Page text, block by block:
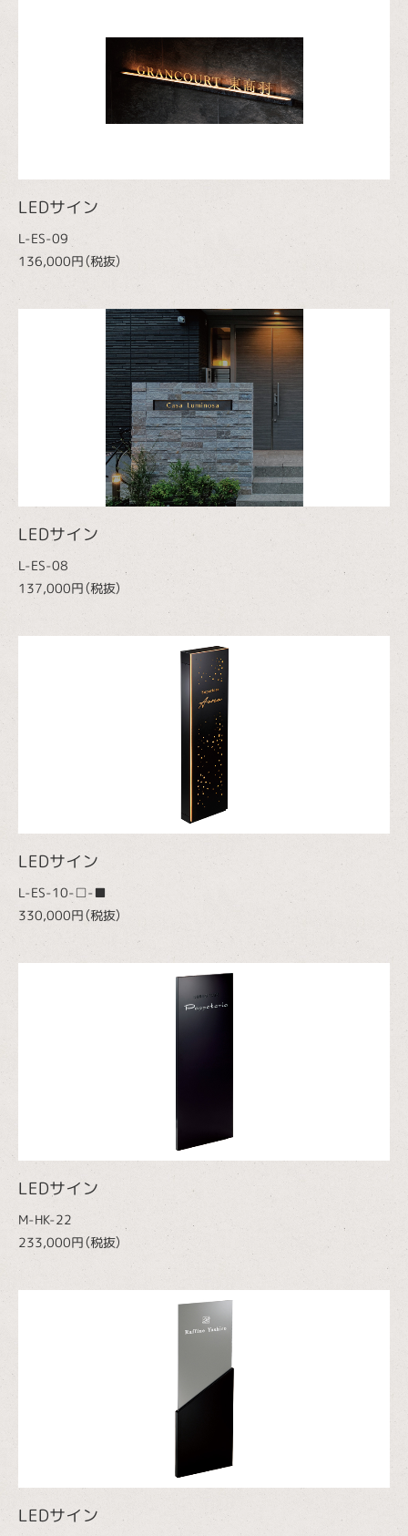
LEDサイン
L-ES-09
136,000円（税抜）
LEDサイン
L-ES-08
137,000円（税抜）
LEDサイン
L-ES-10-□-■
330,000円（税抜）
LEDサイン
M-HK-22
233,000円（税抜）
LEDサイン